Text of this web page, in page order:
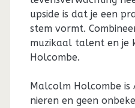
upside is dat je een
stem vormt.
muzikaal talent en je
Holcombe.
Malcolm Holcombe
nieren en geen